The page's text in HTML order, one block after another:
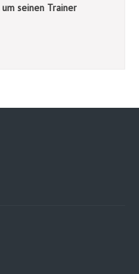
seinen Trainer